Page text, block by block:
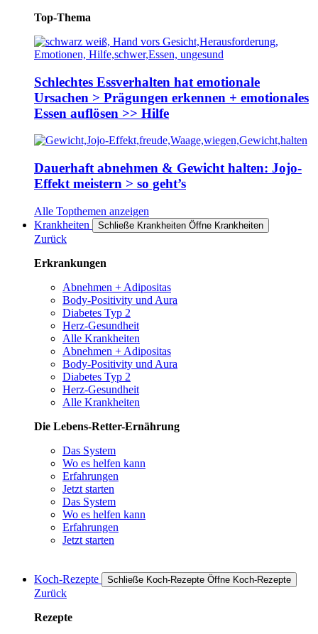
Top-Thema
Schlechtes Essverhalten hat emotionale
Ursachen > Prägungen erkennen + emotionales
Essen auflösen >> Hilfe
Dauerhaft abnehmen & Gewicht halten: Jojo-
Effekt meistern > so geht’s
Alle Topthemen anzeigen
Krankheiten
Schließe Krankheiten Öffne Krankheiten
Zurück
Erkrankungen
Abnehmen + Adipositas
Body-Positivity und Aura
Diabetes Typ 2
Herz-Gesundheit
Alle Krankheiten
Abnehmen + Adipositas
Body-Positivity und Aura
Diabetes Typ 2
Herz-Gesundheit
Alle Krankheiten
Die Lebens-Retter-Ernährung
Das System
Wo es helfen kann
Erfahrungen
Jetzt starten
Das System
Wo es helfen kann
Erfahrungen
Jetzt starten
Koch-Rezepte Schließe Koch-Rezepte Öffne Koch-Rezepte
Zurück
Rezepte